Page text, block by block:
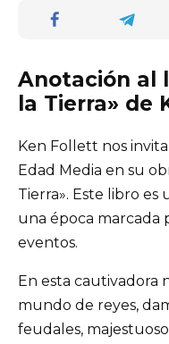
Anotación al
la Tierra» de
Ken Follett nos
Edad Media en su
Tierra». Este libro es
una época marcada
eventos.
En esta cautivadora
mundo de reyes,
feudales,